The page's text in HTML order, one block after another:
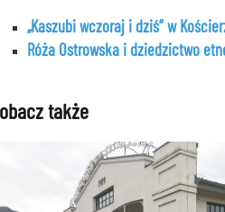
„Kaszubi wczoraj i dziś” w
Róża Ostrowska i dziedzictwo
także